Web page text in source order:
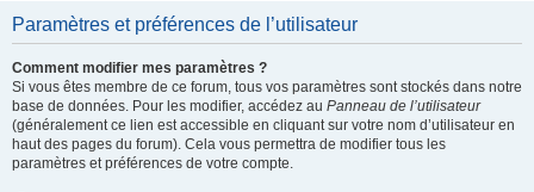
Paramètres et préférences de l’utilisateur
Comment modifier mes paramètres ?
Si vous êtes membre de ce forum, tous vos paramètres sont stockés dans notre
base de données. Pour les modifier, accédez au Panneau de l’utilisateur
(généralement ce lien est accessible en cliquant sur votre nom d’utilisateur en
haut des pages du forum). Cela vous permettra de modifier tous les
paramètres et préférences de votre compte.